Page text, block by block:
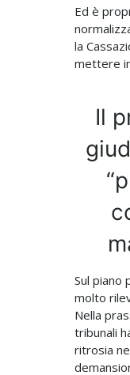
Ed è
la
mettere
Il
Sul piano
molto
Nella
tribunali
ritrosia